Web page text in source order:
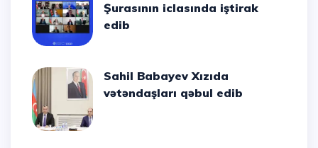
Şurasının iclasında iştirak
edib
Sahil Babayev Xızıda
vətəndaşları qəbul edib